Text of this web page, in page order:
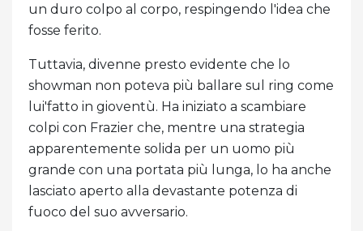
un duro colpo al corpo, respingendo l'idea che
fosse ferito.
Tuttavia, divenne presto evidente che lo
showman non poteva più ballare sul ring come
lui'fatto in gioventù. Ha iniziato a scambiare
colpi con Frazier che, mentre una strategia
apparentemente solida per un uomo più
grande con una portata più lunga, lo ha anche
lasciato aperto alla devastante potenza di
fuoco del suo avversario.